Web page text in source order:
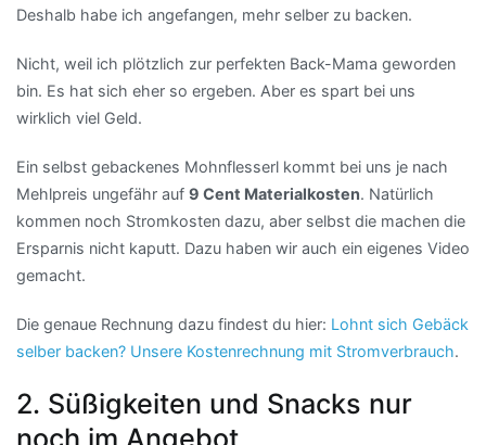
Deshalb habe ich angefangen, mehr selber zu backen.
Nicht, weil ich plötzlich zur perfekten Back-Mama geworden
bin. Es hat sich eher so ergeben. Aber es spart bei uns
wirklich viel Geld.
Ein selbst gebackenes Mohnflesserl kommt bei uns je nach
Mehlpreis ungefähr auf 9 Cent Materialkosten. Natürlich
kommen noch Stromkosten dazu, aber selbst die machen die
Ersparnis nicht kaputt. Dazu haben wir auch ein eigenes Video
gemacht.
Die genaue Rechnung dazu findest du hier: Lohnt sich Gebäck
selber backen? Unsere Kostenrechnung mit Stromverbrauch.
2. Süßigkeiten und Snacks nur